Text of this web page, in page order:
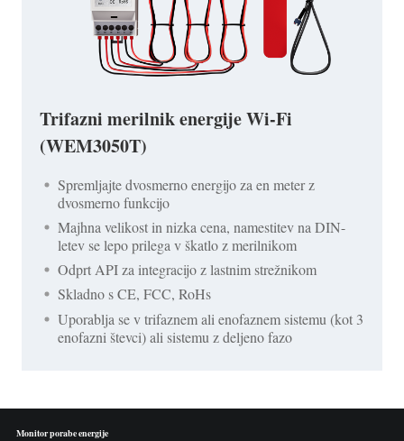
Trifazni merilnik energije Wi-Fi
(WEM3050T)
Spremljajte dvosmerno energijo za en meter z
dvosmerno funkcijo
Majhna velikost in nizka cena, namestitev na DIN-
letev se lepo prilega v škatlo z merilnikom
Odprt API za integracijo z lastnim strežnikom
Skladno s CE, FCC, RoHs
Uporablja se v trifaznem ali enofaznem sistemu (kot 3
enofazni števci) ali sistemu z deljeno fazo
Monitor porabe energije